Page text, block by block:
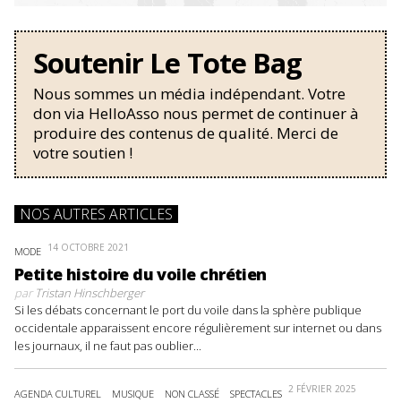
Soutenir Le Tote Bag
Nous sommes un média indépendant. Votre
don via HelloAsso nous permet de continuer à
produire des contenus de qualité. Merci de
votre soutien !
NOS AUTRES ARTICLES
MODE 14 OCTOBRE 2021
Petite histoire du voile chrétien
parTristan Hinschberger
Si les débats concernant le port du voile dans la sphère publique
occidentale apparaissent encore régulièrement sur internet ou dans
les journaux, il ne faut pas oublier...
AGENDA CULTUREL MUSIQUE NON CLASSÉ SPECTACLES 2 FÉVRIER 2025